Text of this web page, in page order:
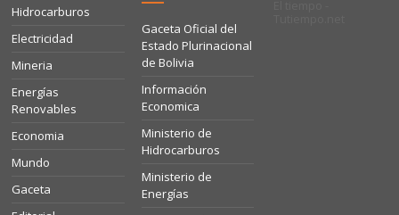
Hidrocarburos
Electricidad
Mineria
Energías
Renovables
Economia
Mundo
Gaceta
Gaceta Oficial del
Estado Plurinacional
de Bolivia
Información
Economica
Ministerio de
Hidrocarburos
Ministerio de
Energías